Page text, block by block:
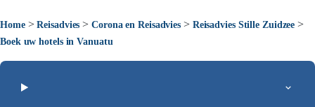
Home>Reisadvies >Corona en Reisadvies > Reisadvies Stille Zuidzee >
Boek uw hotels in Vanuatu